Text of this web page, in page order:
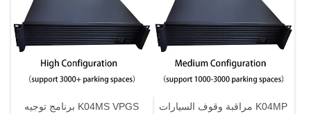
K04MP مراقبة وقوف السيارات
K04MS VPGS برنامج توجيه